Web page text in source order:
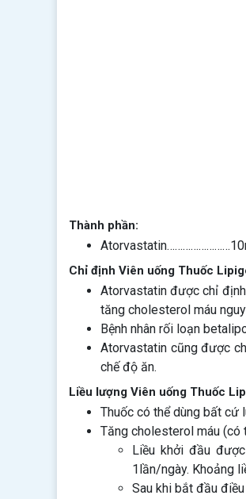
Thành phần:
Chỉ định Viên uống Thuốc
Atorvastatin được chỉ
tăng cholesterol máu
Bệnh nhân rối loạn
Atorvastatin cũng được
chế độ ăn.
Liều lượng Viên uống Thuốc
Thuốc có thể dùng bất cứ
Tăng cholesterol máu (có
Liều khởi đầu
1lần/ngày. Khoảng
Sau khi bắt đầu